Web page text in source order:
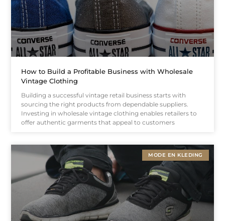
How to Build a Profitable Business with Wholesale
Vintage Clothing
Building a successful vintage retail business starts with
sourcing the right products from dependable suppliers.
Investing in wholesale vintage clothing enables retailers to
offer authentic garments that appeal to customers
MODE EN KLEDING